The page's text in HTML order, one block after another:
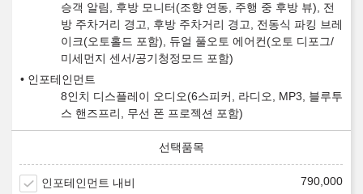
승객 알림, 후방 모니터(조향 연동, 주행 중 후방 뷰), 전
방 주차거리 경고, 후방 주차거리 경고, 전동식 파킹 브레
이크(오토홀드 포함), 듀얼 풀오토 에어컨(오토 디포그/
미세먼지 센서/공기청정모드 포함)
인포테인먼트
8인치 디스플레이 오디오(6스피커, 라디오, MP3, 블루투
스 핸즈프리, 무선 폰 프로젝션 포함)
인포테인먼트 내비 790,000